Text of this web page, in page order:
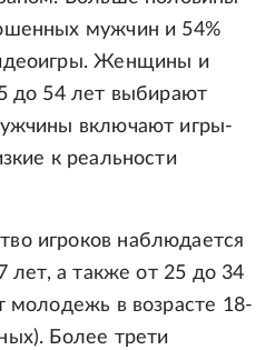
мужчин и 54%
Женщины и
до 54 лет выбирают
включают игры-
к реальности
игроков наблюдается
лет, а также от 25 до 34
молодежь в возрасте 18-
Более трети